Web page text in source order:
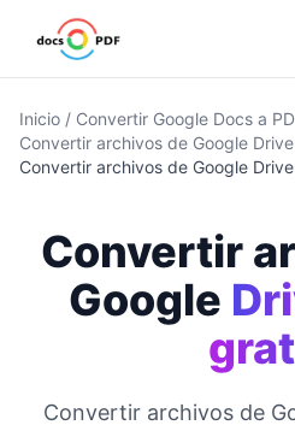
Inicio / Convertir Google Docs a
Convertir archivos de Google
Convertir archivos de Google
Convertir
Google
Convertir archivos de